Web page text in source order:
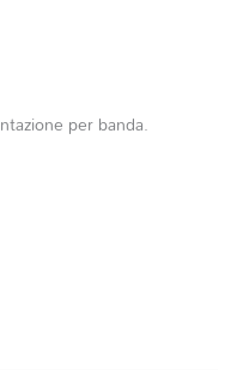
per banda.